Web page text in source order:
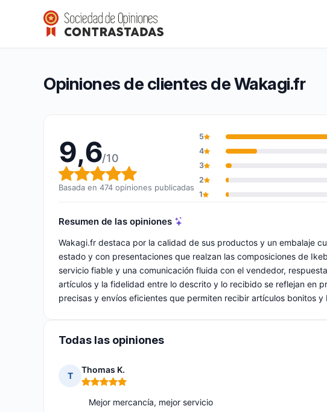
Wakagi.fr
Calificación global: 9,6 de 10
9,6/10(474 opiniones)
Opiniones de clientes de Wakagi.fr
9,6/10
Calificación global: 9,6 de 10
Basada en 474 opiniones publicadas
5
4
3
2
1
Resumen de las opiniones
Wakagi.fr destaca por la calidad de sus productos y un embalaje
estado y con presentaciones que realzan las composiciones de
servicio fiable y una comunicación fluida con el vendedor,
artículos y la fidelidad entre lo descrito y lo recibido se reflejan en
precisas y envíos eficientes que permiten recibir artículos bonitos y
Todas las opiniones
T
Thomas K.
Nota: 5 de 5
Mejor mercancía, mejor servicio